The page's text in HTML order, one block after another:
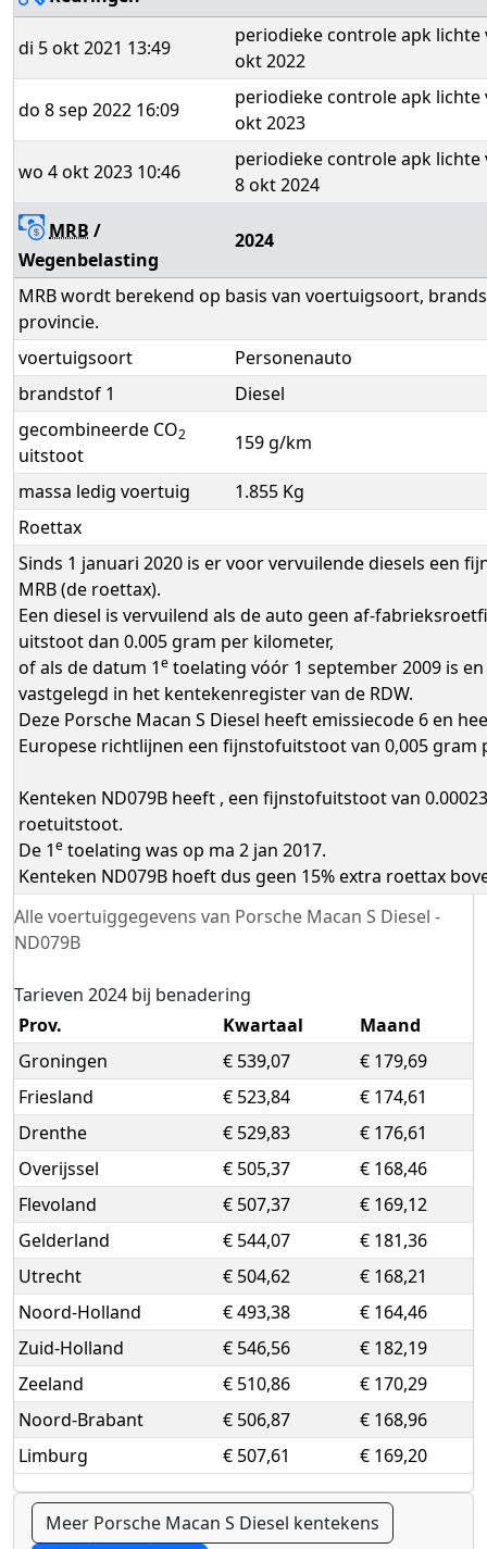
Alle voertuiggegevens van Porsche Macan S Diesel -
ND079B
di 5 okt 2021 13:49
periodieke controle apk lichte
okt 2022
do 8 sep 2022 16:09
periodieke controle apk lichte
okt 2023
wo 4 okt 2023 10:46
periodieke controle apk
8 okt 2024
MRB /
Wegenbelasting
2024
MRB wordt berekend op basis van voertuigsoort,
provincie.
voertuigsoort
Personenauto
brandstof 1
Diesel
gecombineerde CO2
uitstoot
159 g/km
massa ledig voertuig
1.855 Kg
Roettax
Sinds 1 januari 2020 is er voor vervuilende diesels een
MRB (de roettax).
Een diesel is vervuilend als de auto geen af-
uitstoot dan 0.005 gram per kilometer,
of als de datum 1e toelating vóór 1 september 2009 is
vastgelegd in het kentekenregister van de RDW.
Deze Porsche Macan S Diesel heeft emissiecode 6 en
Europese richtlijnen een fijnstofuitstoot van 0,005 gram
Kenteken ND079B heeft , een fijnstofuitstoot van
roetuitstoot.
De 1e toelating was op ma 2 jan 2017.
Kenteken ND079B hoeft dus geen 15% extra roettax
Tarieven 2024 bij benadering
Prov.
Kwartaal
Maand
Groningen
€ 539,07
€ 179,69
Friesland
€ 523,84
€ 174,61
Drenthe
€ 529,83
€ 176,61
Overijssel
€ 505,37
€ 168,46
Flevoland
€ 507,37
€ 169,12
Gelderland
€ 544,07
€ 181,36
Utrecht
€ 504,62
€ 168,21
Noord-Holland
€ 493,38
€ 164,46
Zuid-Holland
€ 546,56
€ 182,19
Zeeland
€ 510,86
€ 170,29
Noord-Brabant
€ 506,87
€ 168,96
Limburg
€ 507,61 € 169,20
Meer Porsche Macan S Diesel kentekens